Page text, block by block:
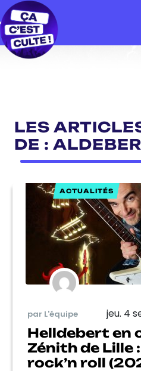
LES
DE :
ACTUALITÉS
par L'équipe jeu. 4
Helldebert en
Zénith de Lille
rock’n roll